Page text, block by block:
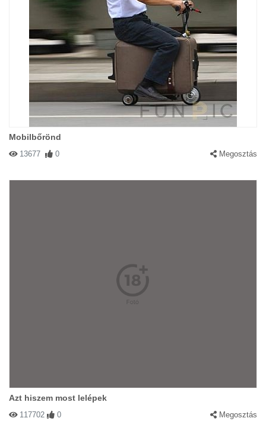
Mobilbőrönd
13677 0 Megosztás
Azt hiszem most lelépek
117702 0 Megosztás